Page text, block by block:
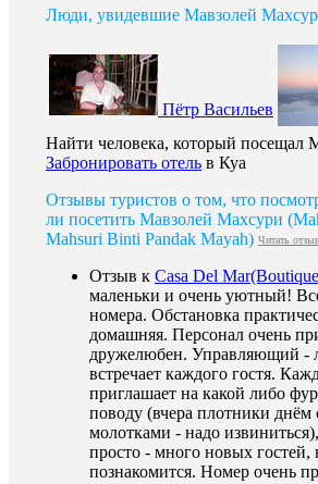
Люди, увидевшие Мавзолей
Пётр Васильев
Найти человека, который посещал
Забронировать отель в Куа
Отзывы туристов о том, что
ли посетить Мавзолей Махсури
Mahsuri Binti Pandak Mayah) Читать
Отзыв к Casa Del
маленьки и очень уютный!
номера. Обстановка
домашняя. Персонал очень
дружелюбен. Управляющий -
встречает каждого гостя.
приглашает на какой либо
поводу (вчера плотники днём
молотками - надо
просто - много новых гостей,
познакомится. Номер очень